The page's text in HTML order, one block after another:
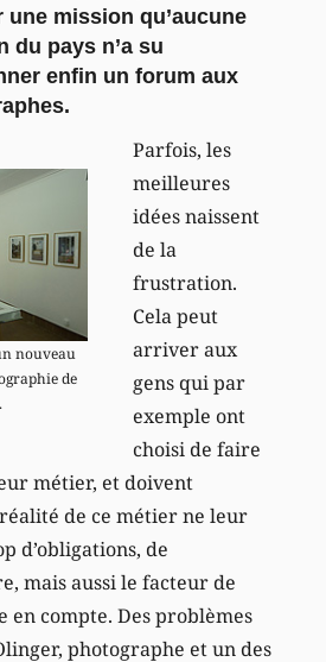
mission qu’aucune
du pays n’a su
enfin un forum aux
nouveau
de
Parfois, les
meilleures
idées naissent
de la
frustration.
Cela peut
arriver aux
gens qui par
exemple ont
choisi de faire
métier, et doivent
de ce métier ne leur
d’obligations, de
mais aussi le facteur de
en compte. Des problèmes
photographe et un des